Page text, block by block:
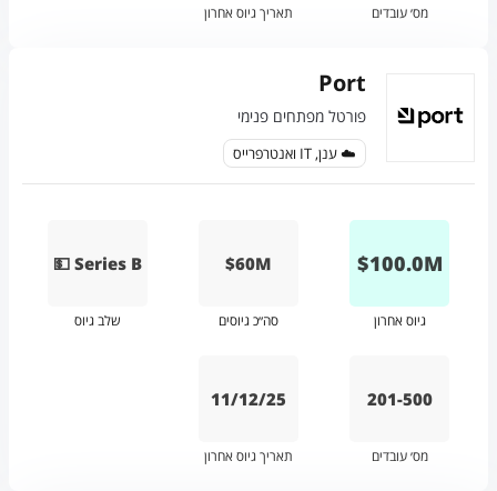
מס׳ עובדים תאריך גיוס אחרון
Port
פורטל מפתחים פנימי
☁️ ענן, IT ואנטרפרייס
M
100.0
$
גיוס אחרון
$60M
סה״כ גיוסים
💵 Series B
שלב גיוס
201-500
מס׳ עובדים
11/12/25
תאריך גיוס אחרון